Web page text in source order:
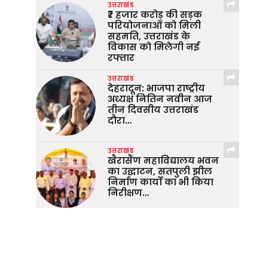
उत्तराखंड
₹7 हजार करोड़ की सड़क
परियोजनाओं को मिली
सहमति, उत्तराखंड के
विकास को मिलेगी नई
रफ्तार
उत्तराखंड
देहरादून: भाजपा राष्ट्रीय
अध्यक्ष नितिन नवीन आज
तीन दिवसीय उत्तराखंड
दौरा…
उत्तराखंड
खैरासैंण महाविद्यालय भवन
का उद्घाटन, सतपुली झील
निर्माण कार्यों का भी किया
निरीक्षण…